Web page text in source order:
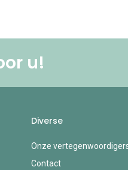
u!
Diverse
Onze
Contact